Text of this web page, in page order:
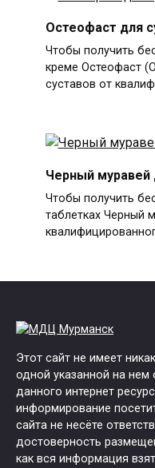
Остеофаст для
Чтобы получить
креме Остеофаст
суставов от
Черный муравей
Чтобы получить
таблетках Черный
Этот сайт не имеет
одной указанной на нем
данного интернет
информирование
сайта не несёте
достоверность
как вся информация